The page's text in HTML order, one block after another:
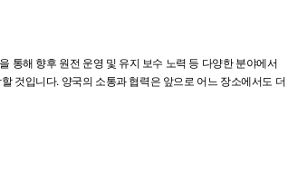
통해 향후 원전 운영 및 유지 보수 노력 등 다양한 분야에서
것입니다. 양국의 소통과 협력은 앞으로 어느 장소에서도 더